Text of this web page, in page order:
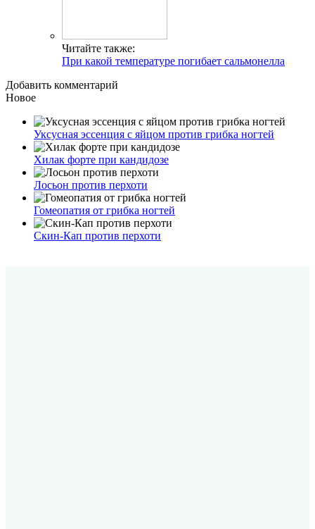
Читайте также:
При какой температуре погибает сальмонелла
Добавить комментарий
Новое
Уксусная эссенция с яйцом против грибка ногтей
Хилак форте при кандидозе
Лосьон против перхоти
Гомеопатия от грибка ногтей
Скин-Кап против перхоти